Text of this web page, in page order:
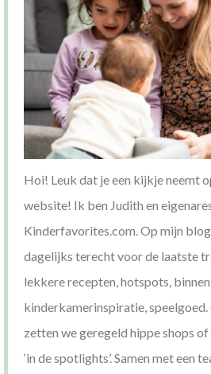
Hoi! Leuk dat je een kijkje neemt
website! Ik ben Judith en
Kinderfavorites.com. Op mijn
dagelijks terecht voor de laatste
lekkere recepten, hotspots,
kinderkamerinspiratie, speelgoed.
zetten we geregeld hippe shops
‘in de spotlights’. Samen met een